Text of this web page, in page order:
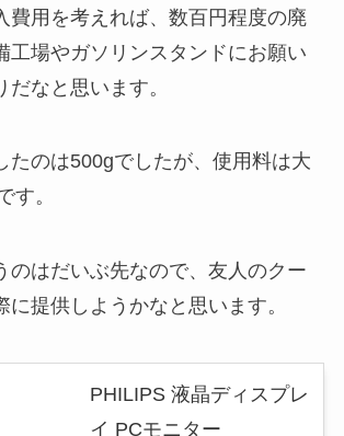
費用を考えれば、数百円程度の廃
工場やガソリンスタンドにお願い
なと思います。
たのは500gでしたが、使用料は大
す。
のはだいぶ先なので、友人のクー
に提供しようかなと思います。
PHILIPS 液晶ディスプレ
イ PCモニター